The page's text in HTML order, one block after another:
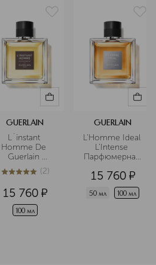
GUERLAIN
L`instant
Homme De
Guerlain
Парфюмерная
вода
5из 52 (2)
15 760 ¤
100 мл
GUERLAIN
L'Homme Ideal
L'Intense
Парфюмерная
15 760 ¤
50 мл 100 мл